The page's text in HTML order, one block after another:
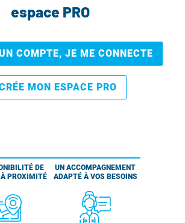
espace PRO
COMPTE, JE ME CONNECTE
MON ESPACE PRO
DE
PROXIMITÉ
UN ACCOMPAGNEMENT
ADAPTÉ À VOS BESOINS